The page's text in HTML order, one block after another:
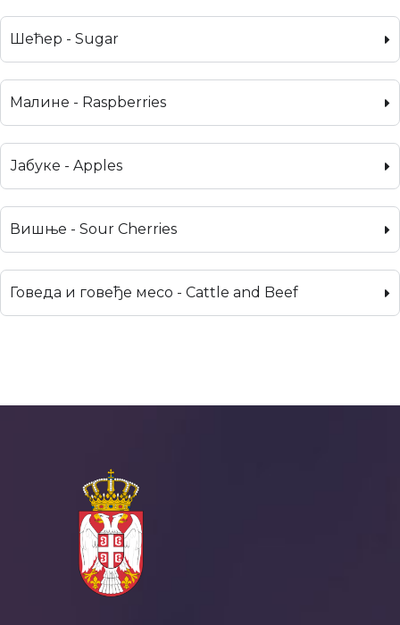
Шећер - Sugar
Малине - Raspberries
Јабуке - Apples
Вишње - Sour Cherries
Говеда и говеђе месо - Cattle and Beef